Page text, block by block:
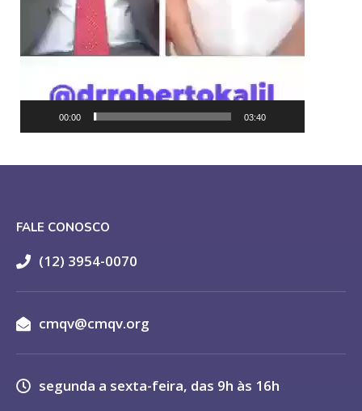
00:00 03:40
FALE CONOSCO
(12) 3954-0070
cmqv@cmqv.org
segunda a sexta-feira, das 9h às 16h